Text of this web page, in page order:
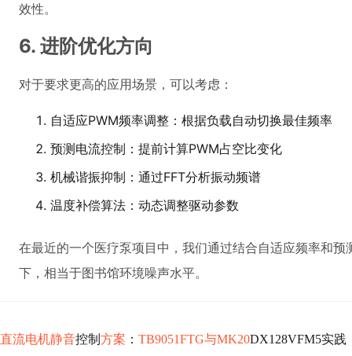
效性。
6. 进阶优化方向
对于要求更高的应用场景，可以考虑：
自适应PWM频率调整：根据负载自动切换最佳频率
预测电流控制：提前计算PWM占空比变化
机械谐振抑制：通过FFT分析振动频谱
温度补偿算法：动态调整驱动参数
在最近的一个医疗泵项目中，我们通过结合自适应频率和
下，相当于图书馆环境噪声水平。
直流电机静音控制 方案 ： TB9051FTG与MK20DX128VFM5实践